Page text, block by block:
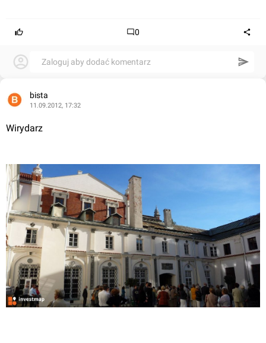
0
Zaloguj aby dodać komentarz
bista
11.09.2012, 17:32
Wirydarz